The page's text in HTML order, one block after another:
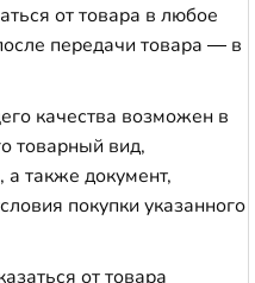
от товара в любое
передачи товара — в
качества возможен в
товарный вид,
а также документ,
покупки указанного
от товара